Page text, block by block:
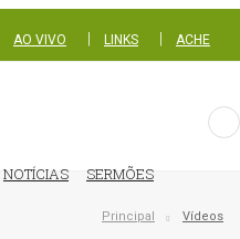
AO VIVO LINKS
ACHE
NOTÍCIAS SERMÕES
Principal Vídeos